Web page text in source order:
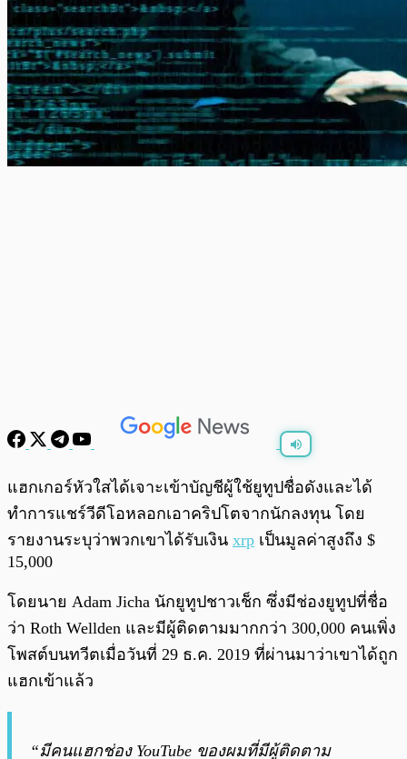
พร้อมเล่น 0:00 0:00
แฮกเกอร์หัวใสได้เจาะเข้าบัญชีผู้ใช้ยูทูปชื่อดังและได้
ทำการแชร์วีดีโอหลอกเอาคริปโตจากนักลงทุน โดย
รายงานระบุว่าพวกเขาได้รับเงิน xrp เป็นมูลค่าสูงถึง $
15,000
โดยนาย Adam Jicha นักยูทูปชาวเช็ก ซึ่งมีช่องยูทูปที่ชื่อ
ว่า Roth Wellden และมีผู้ติดตามมากกว่า 300,000 คนเพิ่ง
โพสต์บนทวีตเมื่อวันที่ 29 ธ.ค. 2019 ที่ผ่านมาว่าเขาได้ถูก
แฮกเข้าแล้ว
“มีคนแฮกช่อง YouTube ของผมที่มีผู้ติดตาม